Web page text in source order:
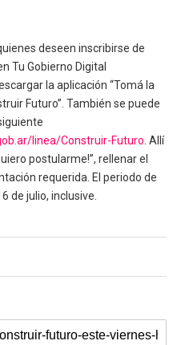
deseen inscribirse de
Tu Gobierno Digital
la aplicación “Tomá la
Futuro”. También se puede
linea/Construir-Futuro . Allí
postularme!”, rellenar el
requerida. El periodo de
de julio, inclusive.